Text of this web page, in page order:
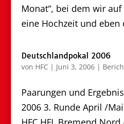
Monat“, bei dem wir
eine Hochzeit und eben
Deutschlandpokal 2006
von HFC | Juni 3, 2006|
Paarungen und
2006 3. Runde April /Mai